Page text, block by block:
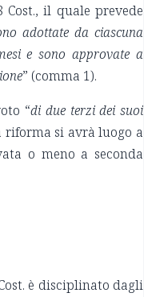
il quale prevede
adottate da ciascuna
e sono approvate a
” (comma 1).
“di due terzi dei suoi
riforma si avrà luogo a
o meno a seconda
è disciplinato dagli